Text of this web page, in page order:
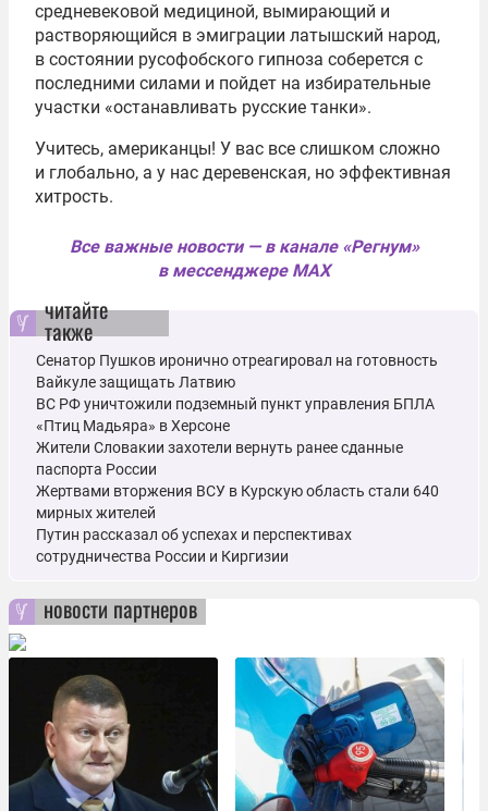
средневековой медициной, вымирающий и
растворяющийся в эмиграции латышский народ,
в состоянии русофобского гипноза соберется с
последними силами и пойдет на избирательные
участки «останавливать русские танки».
Учитесь, американцы! У вас все слишком сложно
и глобально, а у нас деревенская, но эффективная
хитрость.
Все важные новости — в канале «Регнум»
в мессенджере MAX
читайте
также
Сенатор Пушков иронично отреагировал на готовность
Вайкуле защищать Латвию
ВС РФ уничтожили подземный пункт управления БПЛА
«Птиц Мадьяра» в Херсоне
Жители Словакии захотели вернуть ранее сданные
паспорта России
Жертвами вторжения ВСУ в Курскую область стали 640
мирных жителей
Путин рассказал об успехах и перспективах
сотрудничества России и Киргизии
новости партнеров